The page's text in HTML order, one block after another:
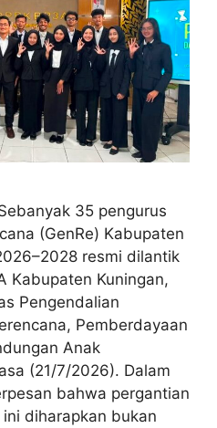
35 pengurus
(GenRe) Kabupaten
resmi dilantik
Kabupaten Kuningan,
Pengendalian
Pemberdayaan
Anak
(21/7/2026). Dalam
bahwa pergantian
diharapkan bukan